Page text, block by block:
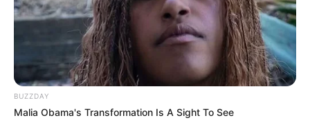
BUZZDAY
Malia Obama's Transformation Is A Sight To See